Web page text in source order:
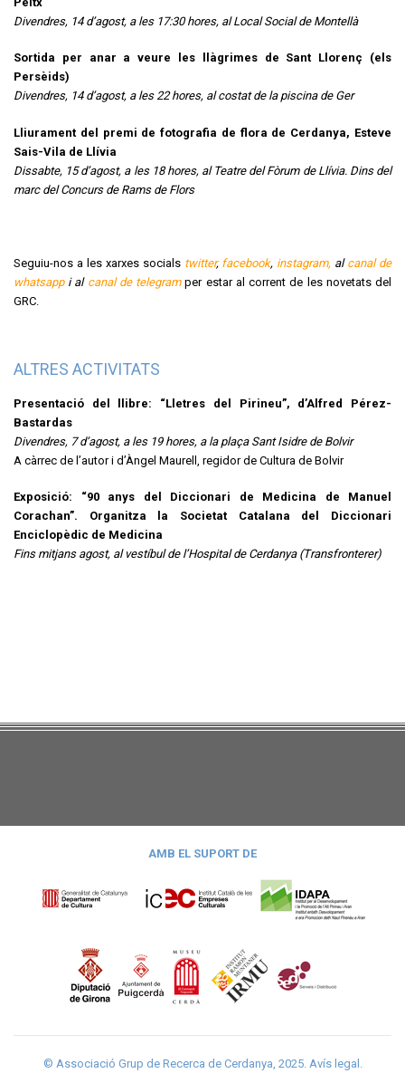
Divendres, 14 d’agost, a les 17:30 hores, al Local Social de Montellà
Sortida per anar a veure les llàgrimes de Sant Llorenç (els
Persèids)
Divendres, 14 d’agost, a les 22 hores, al costat de la piscina de Ger
Lliurament del premi de fotografia de flora de Cerdanya, Esteve
Sais-Vila de Llívia
Dissabte, 15 d’agost, a les 18 hores, al Teatre del Fòrum de Llívia. Dins del
marc del Concurs de Rams de Flors
Seguiu-nos a les xarxes socials twitter, facebook, instagram, al canal de
whatsappi al canal de telegramper estar al corrent de les novetats del
GRC.
ALTRES ACTIVITATS
Presentació del llibre: “Lletres del Pirineu”, d’Alfred Pérez-
Bastardas
Divendres, 7 d’agost, a les 19 hores, a la plaça Sant Isidre de Bolvir
A càrrec de l’autor i d’Àngel Maurell, regidor de Cultura de Bolvir
Exposició: “90 anys del Diccionari de Medicina de Manuel
Corachan”. Organitza la Societat Catalana del Diccionari
Enciclopèdic de Medicina
Fins mitjans agost, al vestíbul de l’Hospital de Cerdanya (Transfronterer)
AMB EL SUPORT DE
© Associació Grup de Recerca de Cerdanya, 2025. Avís legal